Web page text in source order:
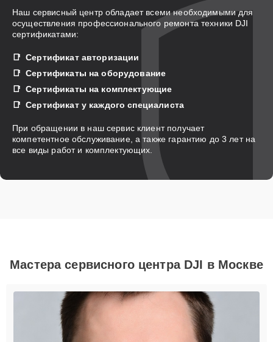
Наш сервисный центр обладает всеми необходимыми для
осуществления профессионального ремонта техники DJI
сертификатами:
Сертификат авторизации
Сертификаты на оборудование
Сертификаты на комплектующие
Сертификат у каждого специалиста
При обращении в наш сервис клиент получает
компетентное обслуживание, а также гарантию до 3 лет на
все виды работ и комплектующих.
Мастера сервисного центра DJI в Москве